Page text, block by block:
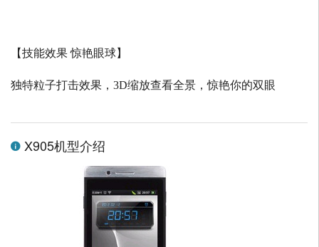
【技能效果 惊艳眼球】
独特粒子打击效果， 3D缩放查看全景，惊艳你的双眼
X905机型介绍